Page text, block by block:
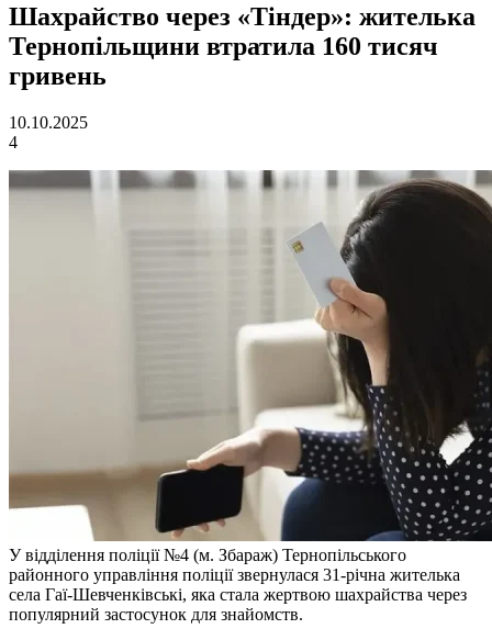
Шахрайство через «Тіндер»: жителька
Тернопільщини втратила 160 тисяч
гривень
10.10.2025
4
У відділення поліції №4 (м. Збараж) Тернопільського
районного управління поліції звернулася 31-річна жителька
села Гаї-Шевченківські, яка стала жертвою шахрайства через
популярний застосунок для знайомств.